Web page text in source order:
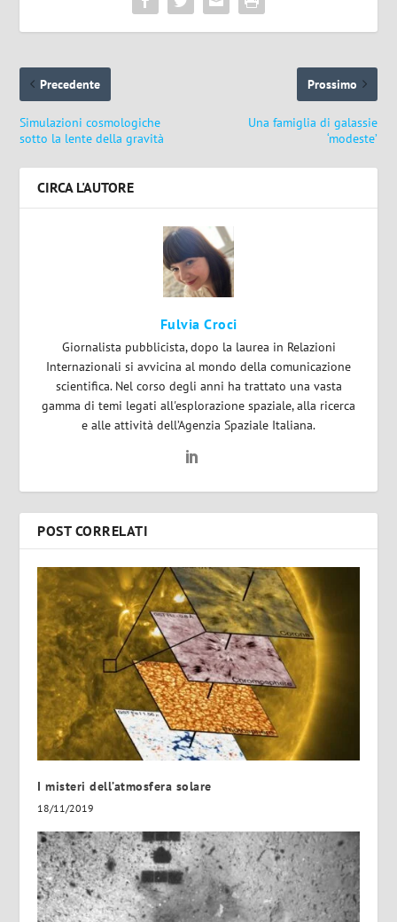
Precedente
Simulazioni cosmologiche
sotto la lente della gravità
Prossimo
Una famiglia di galassie
‘modeste’
CIRCA L'AUTORE
Fulvia Croci
Giornalista pubblicista, dopo la laurea in Relazioni
Internazionali si avvicina al mondo della comunicazione
scientifica. Nel corso degli anni ha trattato una vasta
gamma di temi legati all'esplorazione spaziale, alla ricerca
e alle attività dell’Agenzia Spaziale Italiana.
POST CORRELATI
I misteri dell’atmosfera solare
18/11/2019